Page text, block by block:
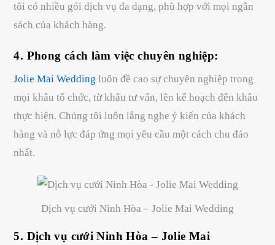
tôi có nhiều gói dịch vụ đa dạng, phù hợp với mọi ngân
sách của khách hàng.
4. Phong cách làm việc chuyên nghiệp:
Jolie Mai Wedding luôn đề cao sự chuyên nghiệp trong
mọi khâu tổ chức, từ khâu tư vấn, lên kế hoạch đến khâu
thực hiện. Chúng tôi luôn lắng nghe ý kiến của khách
hàng và nỗ lực đáp ứng mọi yêu cầu một cách chu đáo
nhất.
Dịch vụ cưới Ninh Hòa – Jolie Mai Wedding
5. Dịch vụ cưới Ninh Hòa – Jolie Mai